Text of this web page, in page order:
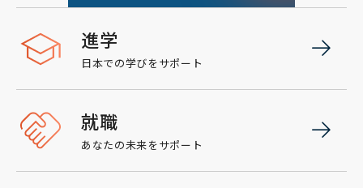
進学
日本での学びをサポート
就職
あなたの未来をサポート